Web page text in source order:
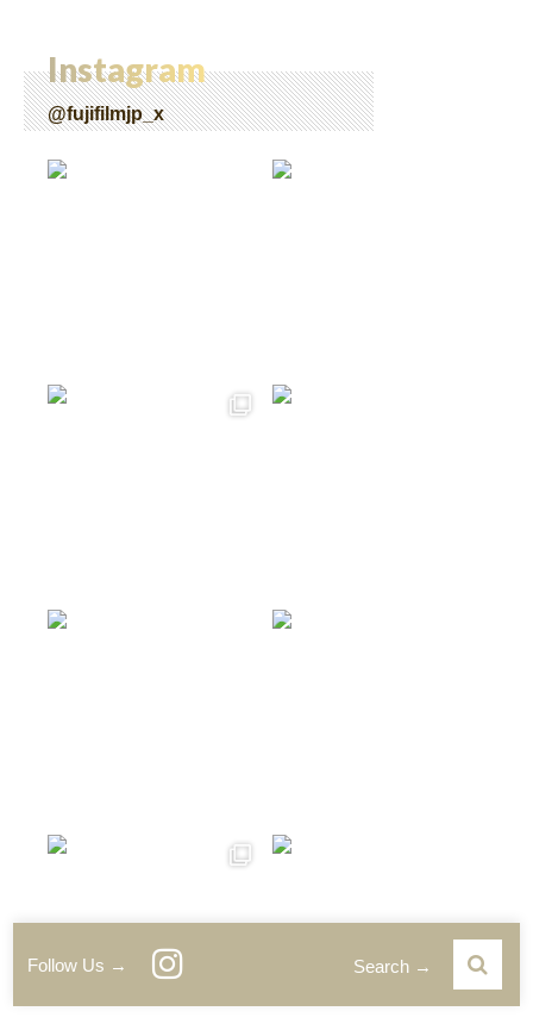
Follow Us → Search →
Instagram
@fujifilmjp_x